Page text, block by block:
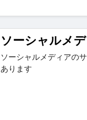
ソーシャルメ
ソーシャルメディアの
あります